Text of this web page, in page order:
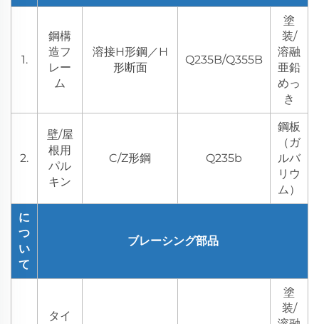
1.
鋼構
造フ
レー
ム
溶接H形鋼／H
形断面
Q235B/Q355B
塗
装/
溶融
亜鉛
めっ
き
2.
壁/屋
根用
パル
キン
C/Z形鋼 Q235b
鋼板
（ガ
ルバ
リウ
ム）
に
つ
い
て
ブレーシング部品
タイ
塗
装/